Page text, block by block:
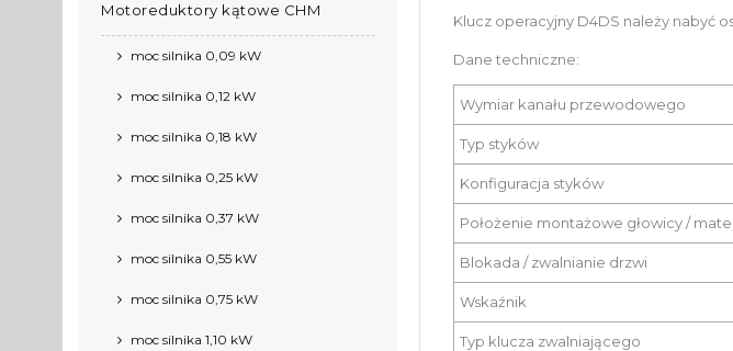
Motoreduktory kątowe CHM
moc silnika 0,09 kW
moc silnika 0,12 kW
moc silnika 0,18 kW
moc silnika 0,25 kW
moc silnika 0,37 kW
moc silnika 0,55 kW
moc silnika 0,75 kW
moc silnika 1,10 kW
Klucz operacyjny D4DS należy nabyć
Dane techniczne:
Wymiar kanału przewodowego
Typ styków
Konfiguracja styków
Położenie montażowe głowicy /
Blokada / zwalnianie drzwi
Wskaźnik
Typ klucza zwalniającego